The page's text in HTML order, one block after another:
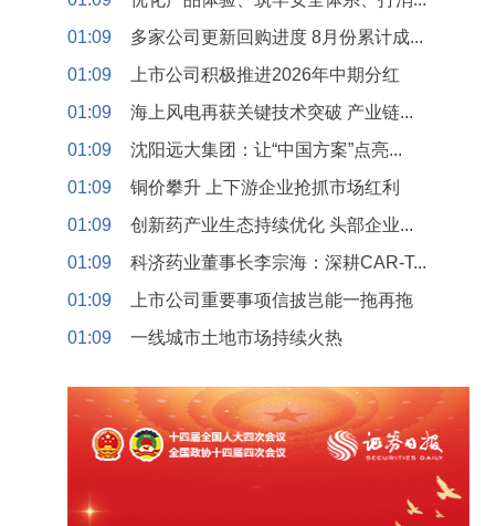
01:09
多家公司更新回购进度 8月份累计成...
01:09
上市公司积极推进2026年中期分红
01:09
海上风电再获关键技术突破 产业链...
01:09
沈阳远大集团：让“中国方案”点亮...
01:09
铜价攀升 上下游企业抢抓市场红利
01:09
创新药产业生态持续优化 头部企业...
01:09
科济药业董事长李宗海：深耕CAR-T...
01:09
上市公司重要事项信披岂能一拖再拖
01:09
一线城市土地市场持续火热